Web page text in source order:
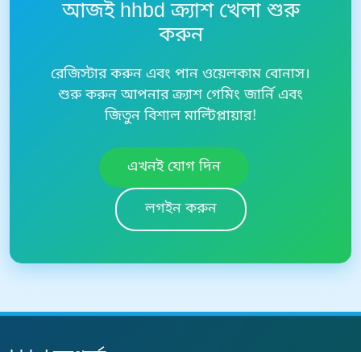
আজই hhbd ক্র্যাশ খেলা শুরু
করুন
রেজিস্টার করুন এবং পান ওয়েলকাম বোনাস।
শুরু করুন আপনার ক্র্যাশ গেমিং জার্নি এবং
জিতুন বিশাল মাল্টিপ্লায়ার!
এখনই যোগ দিন
লগইন করুন